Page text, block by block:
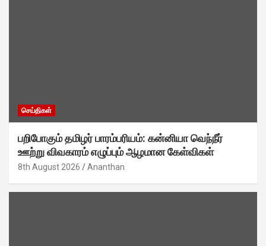
செய்திகள்
பறிபோகும் தமிழர் பாரம்பரியம்: கன்னியா வெந்நீர்
ஊற்று விவகாரம் எழுப்பும் ஆழமான கேள்விகள்
8th August 2026 Ananthan